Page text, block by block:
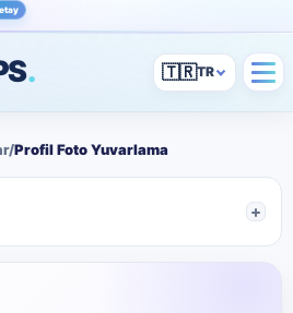
İncele
. 🇹🇷
/Profil Foto Yuvarlama